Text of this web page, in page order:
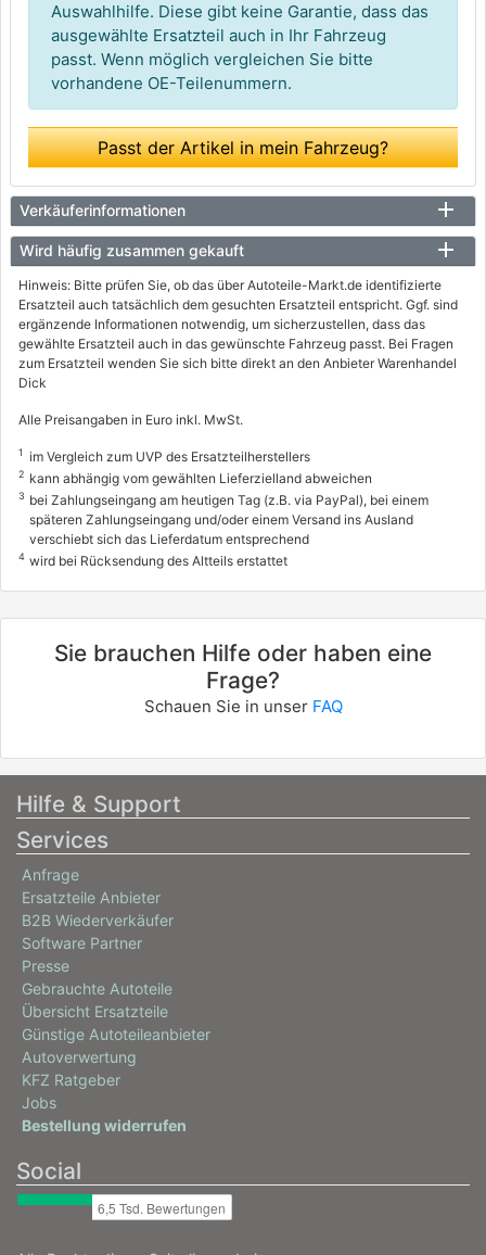
Auswahlhilfe. Diese gibt keine Garantie, dass das
ausgewählte Ersatzteil auch in Ihr Fahrzeug
passt. Wenn möglich vergleichen Sie bitte
vorhandene OE-Teilenummern.
Passt der Artikel in mein Fahrzeug?
Verkäuferinformationen
Wird häufig zusammen gekauft
Hinweis: Bitte prüfen Sie, ob das über Autoteile-Markt.de identifizierte
Ersatzteil auch tatsächlich dem gesuchten Ersatzteil entspricht. Ggf. sind
ergänzende Informationen notwendig, um sicherzustellen, dass das
gewählte Ersatzteil auch in das gewünschte Fahrzeug passt. Bei Fragen
zum Ersatzteil wenden Sie sich bitte direkt an den Anbieter Warenhandel
Dick
Alle Preisangaben in Euro inkl. MwSt.
1 im Vergleich zum UVP des Ersatzteilherstellers
2 kann abhängig vom gewählten Lieferzielland abweichen
3 bei Zahlungseingang am heutigen Tag (z.B. via PayPal), bei einem
späteren Zahlungseingang und/oder einem Versand ins Ausland
verschiebt sich das Lieferdatum entsprechend
4 wird bei Rücksendung des Altteils erstattet
Sie brauchen Hilfe oder haben eine
Frage?
Schauen Sie in unser FAQ
Hilfe & Support
Services
Anfrage
Ersatzteile Anbieter
B2B Wiederverkäufer
Software Partner
Presse
Gebrauchte Autoteile
Übersicht Ersatzteile
Günstige Autoteileanbieter
Autoverwertung
KFZ Ratgeber
Jobs
Bestellung widerrufen
Social